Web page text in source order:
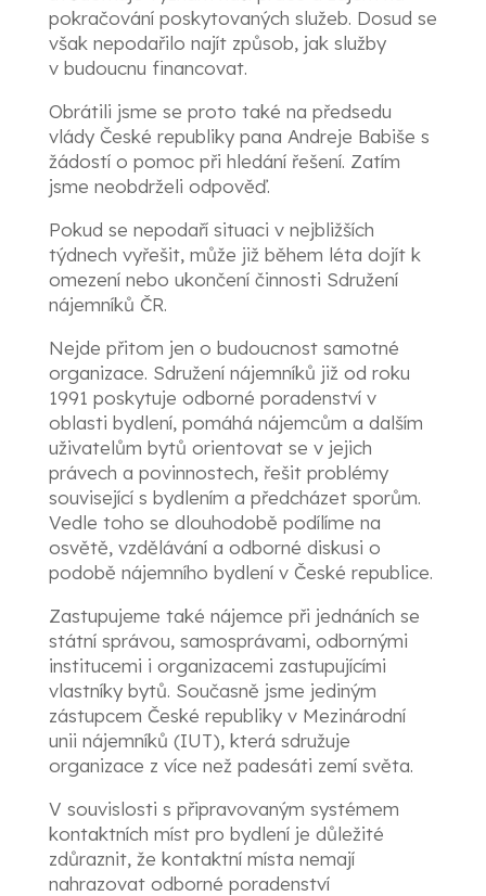
pokračování poskytovaných služeb. Dosud se
však nepodařilo najít způsob, jak služby
v budoucnu financovat.
Obrátili jsme se proto také na předsedu
vlády České republiky pana Andreje Babiše s
žádostí o pomoc při hledání řešení. Zatím
jsme neobdrželi odpověď.
Pokud se nepodaří situaci v nejbližších
týdnech vyřešit, může již během léta dojít k
omezení nebo ukončení činnosti Sdružení
nájemníků ČR.
Nejde přitom jen o budoucnost samotné
organizace. Sdružení nájemníků již od roku
1991 poskytuje odborné poradenství v
oblasti bydlení, pomáhá nájemcům a dalším
uživatelům bytů orientovat se v jejich
právech a povinnostech, řešit problémy
související s bydlením a předcházet sporům.
Vedle toho se dlouhodobě podílíme na
osvětě, vzdělávání a odborné diskusi o
podobě nájemního bydlení v České republice.
Zastupujeme také nájemce při jednáních se
státní správou, samosprávami, odbornými
institucemi i organizacemi zastupujícími
vlastníky bytů. Současně jsme jediným
zástupcem České republiky v Mezinárodní
unii nájemníků (IUT), která sdružuje
organizace z více než padesáti zemí světa.
V souvislosti s připravovaným systémem
kontaktních míst pro bydlení je důležité
zdůraznit, že kontaktní místa nemají
nahrazovat odborné poradenství